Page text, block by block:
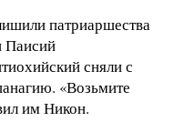
патриаршества
Паисий
сняли с
«Возьмите
им Никон.